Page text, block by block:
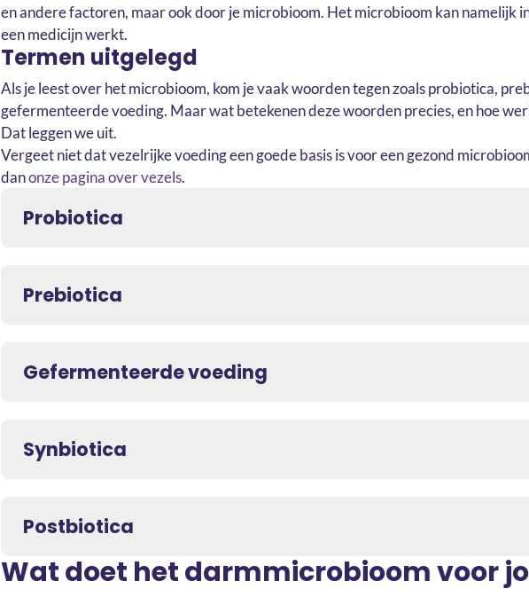
en andere factoren, maar ook door je microbioom. Het microbioom kan namelijk
een medicijn werkt.
Termen uitgelegd
Als je leest over het microbioom, kom je vaak woorden tegen zoals probiotica,
gefermenteerde voeding. Maar wat betekenen deze woorden precies, en hoe
Dat leggen we uit.
Vergeet niet dat vezelrijke voeding een goede basis is voor een gezond
danonze pagina over vezels.
Probiotica
Prebiotica
Gefermenteerde voeding
Synbiotica
Postbiotica
Wat doet het darmmicrobioom voor